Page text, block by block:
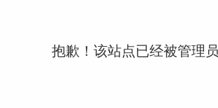
抱歉！该站点已经被管理